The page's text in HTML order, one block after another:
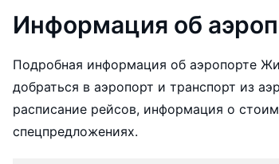
Информация об
Подробная информация об аэропорте
добраться в аэропорт и транспорт из
расписание рейсов, информация о
спецпредложениях.